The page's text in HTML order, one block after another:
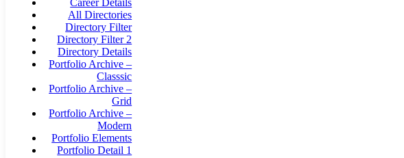
Career Details
All Directories
Directory Filter
Directory Filter 2
Directory Details
Portfolio Archive –
Classsic
Portfolio Archive –
Grid
Portfolio Archive –
Modern
Portfolio Elements
Portfolio Detail 1